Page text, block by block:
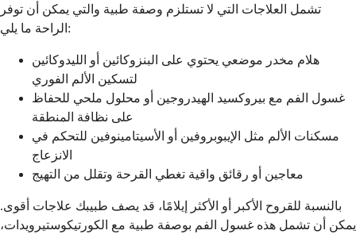
تشمل العلاجات التي لا تستلزم وصفة طبية والتي يمكن أن توفر
الراحة ما يلي:
هلام مخدر موضعي يحتوي على البنزوكائين أو الليدوكائين
لتسكين الألم الفوري
غسول الفم مع بيروكسيد الهيدروجين أو محلول ملحي للحفاظ
على نظافة المنطقة
مسكنات الألم مثل الإيبوبروفين أو الأسيتامينوفين للتحكم في
الانزعاج
معاجين أو رقائق واقية تغطي القرحة وتقلل من التهيج
بالنسبة للقروح الأكبر أو الأكثر إيلامًا، قد يصف طبيبك علاجات أقوى.
يمكن أن تشمل هذه غسول الفم بوصفة طبية مع الكورتيكوستيرويدات،